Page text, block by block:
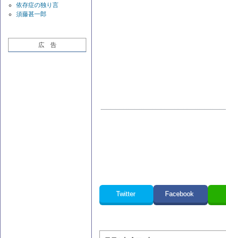
依存症の独り言
須藤甚一郎
広 告
Twitter Facebook